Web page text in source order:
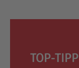
TOP-TIPP